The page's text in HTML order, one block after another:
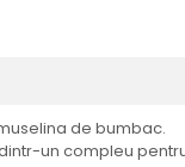
de bumbac.
un compleu